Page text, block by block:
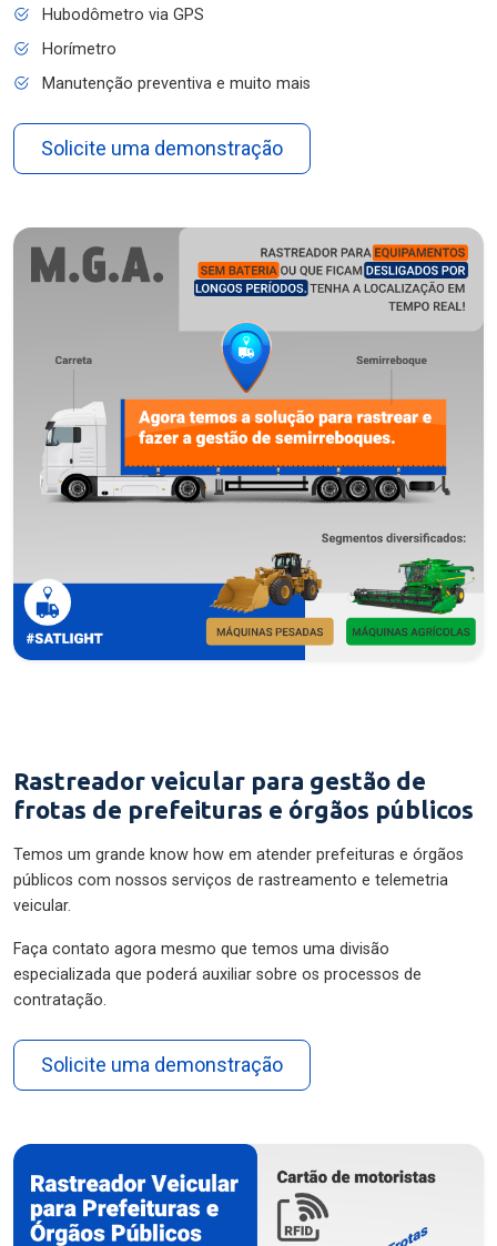
Hubodômetro via GPS
Horímetro
Manutenção preventiva e muito mais
Solicite uma demonstração
Rastreador veicular para gestão de
frotas de prefeituras e órgãos públicos
Temos um grande know how em atender prefeituras e órgãos
públicos com nossos serviços de rastreamento e telemetria
veicular.
Faça contato agora mesmo que temos uma divisão
especializada que poderá auxiliar sobre os processos de
contratação.
Solicite uma demonstração